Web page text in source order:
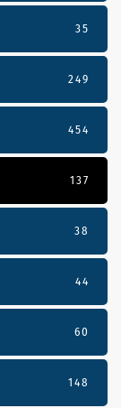
35
249
454
137
38
44
60
148